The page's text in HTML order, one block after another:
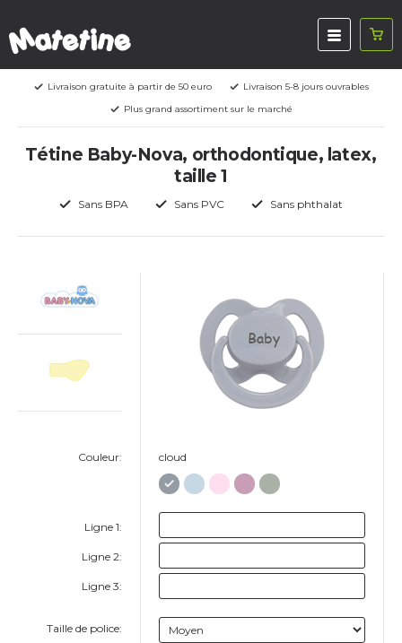
Livraison gratuite à partir de 50 euro
Livraison 5-8 jours ouvrables
Plus grand assortiment sur le marché
Tétine Baby-Nova, orthodontique, latex,
taille 1
Sans BPA Sans PVC Sans phthalat
Couleur:
Ligne 1:
Ligne 2:
Ligne 3:
Taille de police:
Baby
cloud